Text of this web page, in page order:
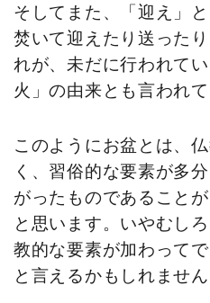
そしてまた、「迎え」
焚いて迎えたり送った
れが、未だに行われて
火」の由来とも言われて
このようにお盆とは、
く、習俗的な要素が多
がったものであること
と思います。いやむし
教的な要素が加わって
と言えるかもしれません